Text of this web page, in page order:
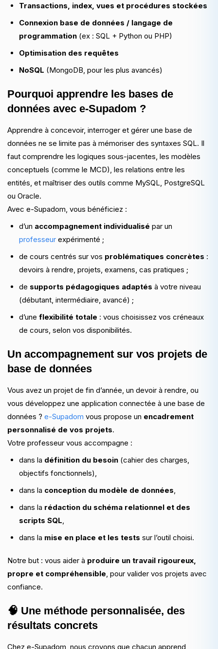
Transactions, index, vues et procédures stockées
Connexion base de données / langage de
programmation (ex : SQL + Python ou PHP)
Optimisation des requêtes
NoSQL (MongoDB, pour les plus avancés)
Pourquoi apprendre les bases de
données avec e-Supadom ?
Apprendre à concevoir, interroger et gérer une base de
données ne se limite pas à mémoriser des syntaxes SQL. Il
faut comprendre les logiques sous-jacentes, les modèles
conceptuels (comme le MCD), les relations entre les
entités, et maîtriser des outils comme MySQL, PostgreSQL
ou Oracle.
Avec e-Supadom, vous bénéficiez :
d’un accompagnement individualisé par un
professeur expérimenté ;
de cours centrés sur vos problématiques concrètes :
devoirs à rendre, projets, examens, cas pratiques ;
de supports pédagogiques adaptés à votre niveau
(débutant, intermédiaire, avancé) ;
d’une flexibilité totale : vous choisissez vos créneaux
de cours, selon vos disponibilités.
Un accompagnement sur vos projets de
base de données
Vous avez un projet de fin d’année, un devoir à rendre, ou
vous développez une application connectée à une base de
données ? e-Supadom vous propose un encadrement
personnalisé de vos projets.
Votre professeur vous accompagne :
dans la définition du besoin (cahier des charges,
objectifs fonctionnels),
dans la conception du modèle de données,
dans la rédaction du schéma relationnel et des
scripts SQL,
dans la mise en place et les tests sur l’outil choisi.
Notre but : vous aider à produire un travail rigoureux,
propre et compréhensible, pour valider vos projets avec
confiance.
🧠 Une méthode personnalisée, des
résultats concrets
Chez e-Supadom, nous croyons que chacun apprend